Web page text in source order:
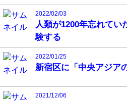
2022/02/03
人類が1200年忘れてい
験する
2022/01/25
新宿区に「中央アジア
2021/12/06